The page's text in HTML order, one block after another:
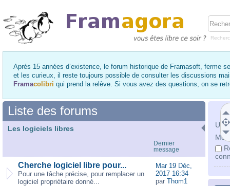
Après 15 années d’existence, le forum historique de Framasoft, ferme
et les curieux, il reste toujours possible de consulter les discussions
Framacolibri qui prend la relève. Si vous avez des questions, on se
Mot
Liste des forums
Les logiciels libres
Dernier
message
Cherche logiciel libre pour...
Pour une tâche précise, pour remplacer un
logiciel propriétaire donné...
Mar 19 Déc,
2017 16:34
par Thom1